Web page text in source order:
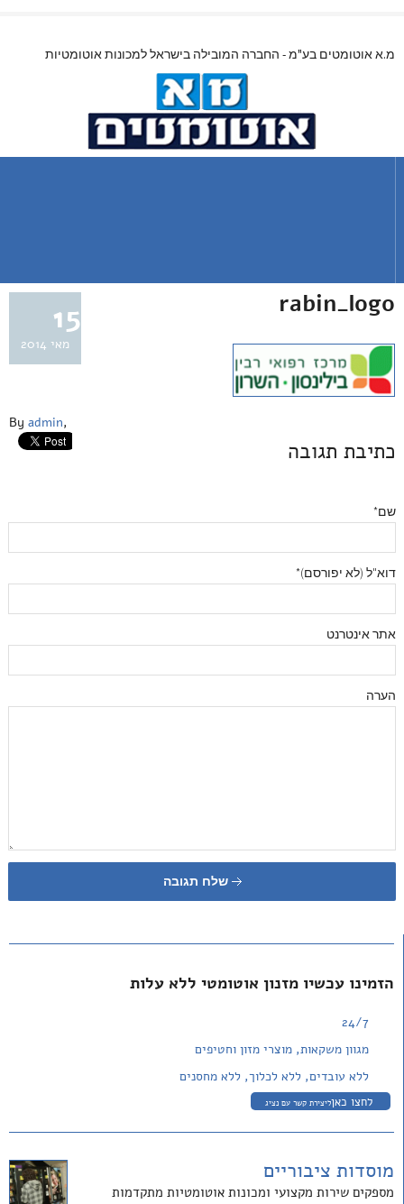
מ.א אוטומטים בע"מ - החברה המובילה בישראל למכונות אוטומטיות
15
מאי 2014
rabin_logo
By admin,
כתיבת תגובה
שם*
דוא"ל (לא יפורסם)*
אתר אינטרנט
הערה
שלח תגובה
הזמינו עכשיו מזנון אוטומטי ללא עלות
24/7
מגוון משקאות, מוצרי מזון וחטיפים
ללא עובדים, ללא לכלוך, ללא מחסנים
לחצו כאןליצירת קשר עם נציג
מוסדות ציבוריים
מספקים שירות מקצועי ומכונות אוטומטיות מתקדמות